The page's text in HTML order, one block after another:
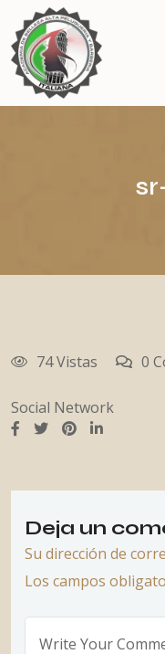
74 Vistas 0
Social Network
Deja un
Su dirección de
Los campos